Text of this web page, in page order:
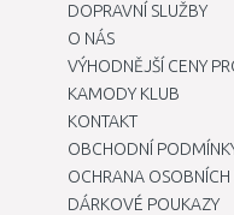
DOPRAVNÍ SLUŽBY
O NÁS
VÝHODNĚJŠÍ CENY
KAMODY KLUB
KONTAKT
OBCHODNÍ
OCHRANA
DÁRKOVÉ POUKAZY